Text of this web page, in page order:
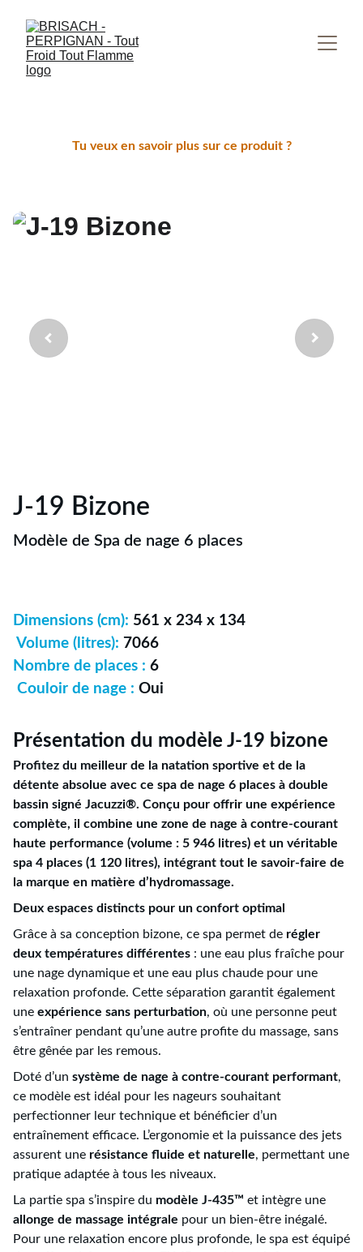
Tu veux en savoir plus sur ce produit ?
J-19 Bizone
Modèle de Spa de nage 6 places
Dimensions (cm): 561 x 234 x 134
Volume (litres): 7066
Nombre de places : 6
Couloir de nage : Oui
Présentation du modèle J-19 bizone
Profitez du meilleur de la natation sportive et de la
détente absolue avec ce spa de nage 6 places à double
bassin signé Jacuzzi®. Conçu pour offrir une expérience
complète, il combine une zone de nage à contre-courant
haute performance (volume : 5 946 litres) et un véritable
spa 4 places (1 120 litres), intégrant tout le savoir-faire de
la marque en matière d’hydromassage.
Deux espaces distincts pour un confort optimal
Grâce à sa conception bizone, ce spa permet de régler
deux températures différentes : une eau plus fraîche pour
une nage dynamique et une eau plus chaude pour une
relaxation profonde. Cette séparation garantit également
une expérience sans perturbation, où une personne peut
s’entraîner pendant qu’une autre profite du massage, sans
être gênée par les remous.
Doté d’un système de nage à contre-courant performant,
ce modèle est idéal pour les nageurs souhaitant
perfectionner leur technique et bénéficier d’un
entraînement efficace. L’ergonomie et la puissance des jets
assurent une résistance fluide et naturelle, permettant une
pratique adaptée à tous les niveaux.
La partie spa s’inspire du modèle J-435™ et intègre une
allonge de massage intégrale pour un bien-être inégalé.
Pour une relaxation encore plus profonde, le spa est équipé